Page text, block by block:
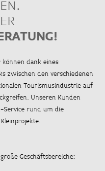
dank eines
zwischen den verschiedenen
Tourismusindustrie auf
Unseren Kunden
Service rund um die
Geschäftsbereiche: